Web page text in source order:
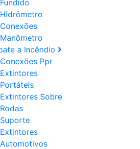
Fundido
Hidrômetro
Conexões
Manômetro
a Incêndio
Conexões Ppr
Extintores
Portáteis
Extintores Sobre
Rodas
Suporte
Extintores
Automotivos